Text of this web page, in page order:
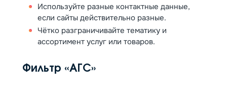
Используйте разные контактные данные,
если сайты действительно разные.
Чётко разграничивайте тематику и
ассортимент услуг или товаров.
Фильтр «АГС»